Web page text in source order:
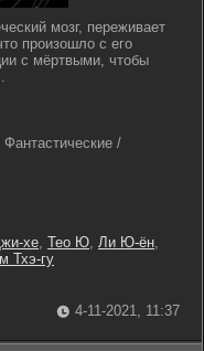
мозг, переживает
произошло с его
с мёртвыми, чтобы
/
хе, Тео Ю, Ли Ю-ён,
Тхэ-гу
4-11-2021, 11:37